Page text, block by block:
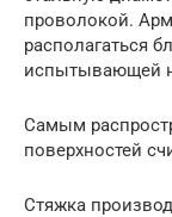
проволокой.
располагаться
испытывающей
Самым
поверхностей
Стяжка